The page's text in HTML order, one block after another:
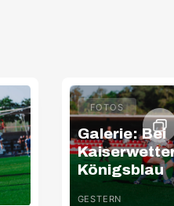
FOTOS
Galerie: Bei
Königsblau
GESTERN